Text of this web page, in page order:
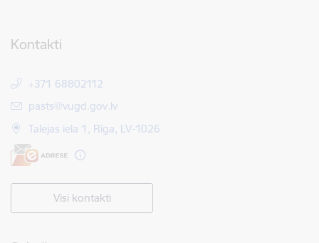
Kontakti
+371 68802112
E-pasts:
pasts@vugd.gov.lv
Talejas iela 1, Rīga, LV-1026
Visi kontakti